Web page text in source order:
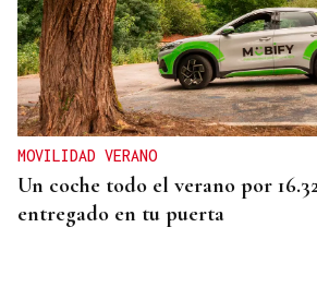
MOVILIDAD VERANO
Un coche todo el verano por
entregado en tu puerta